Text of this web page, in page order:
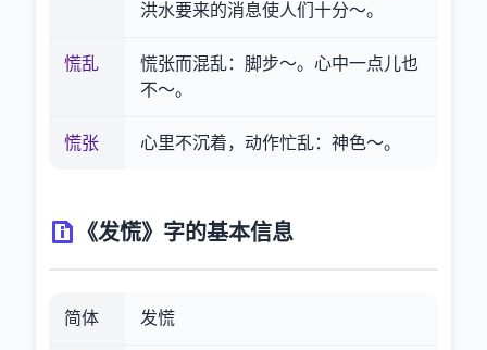
洪水要来的消息使人们十分～。
慌乱
慌张而混乱：脚步～。心中一点儿也
不～。
慌张 心里不沉着，动作忙乱：神色～。
《发慌》字的基本信息
简体 发慌